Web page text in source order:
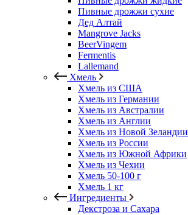
Пивные дрожжи сухие
Дед Алтай
Mangrove Jacks
BeerVingem
Fermentis
Lallemand
Хмель
Хмель из США
Хмель из Германии
Хмель из Австралии
Хмель из Англии
Хмель из Новой Зеландии
Хмель из России
Хмель из Южной Африки
Хмель из Чехии
Хмель 50-100 г
Хмель 1 кг
Ингредиенты
Декстроза и Сахара